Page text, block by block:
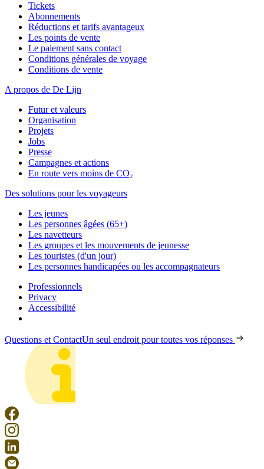
Tickets
Abonnements
Réductions et tarifs avantageux
Les points de vente
Le paiement sans contact
Conditions générales de voyage
Conditions de vente
A propos de De Lijn
Futur et valeurs
Organisation
Projets
Jobs
Presse
Campagnes et actions
En route vers moins de CO₂
Des solutions pour les voyageurs
Les jeunes
Les personnes âgées (65+)
Les navetteurs
Les groupes et les mouvements de jeunesse
Les touristes (d'un jour)
Les personnes handicapées ou les accompagnateurs
Professionnels
Privacy
Accessibilité
Questions et ContactUn seul endroit pour toutes vos réponses